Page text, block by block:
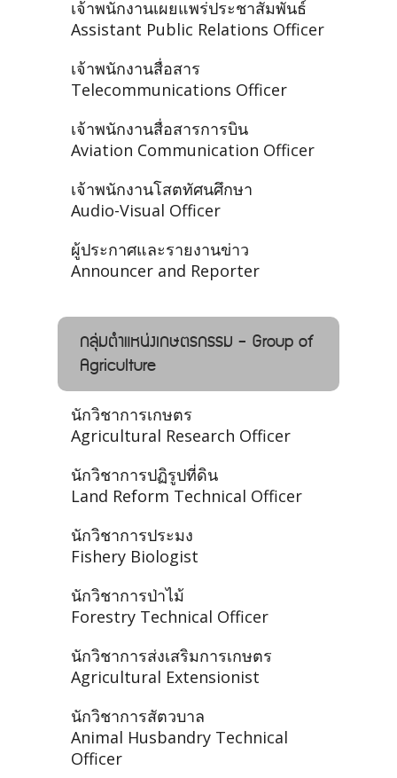
เจ้าพนักงานเผยแพร่ประชาสัมพันธ์
Assistant Public Relations Officer
เจ้าพนักงานสื่อสาร
Telecommunications Officer
เจ้าพนักงานสื่อสารการบิน
Aviation Communication Officer
เจ้าพนักงานโสตทัศนศึกษา
Audio-Visual Officer
ผู้ประกาศและรายงานข่าว
Announcer and Reporter
กลุ่มตำแหน่งเกษตรกรรม - Group of
Agriculture
นักวิชาการเกษตร
Agricultural Research Officer
นักวิชาการปฏิรูปที่ดิน
Land Reform Technical Officer
นักวิชาการประมง
Fishery Biologist
นักวิชาการป่าไม้
Forestry Technical Officer
นักวิชาการส่งเสริมการเกษตร
Agricultural Extensionist
นักวิชาการสัตวบาล
Animal Husbandry Technical
Officer